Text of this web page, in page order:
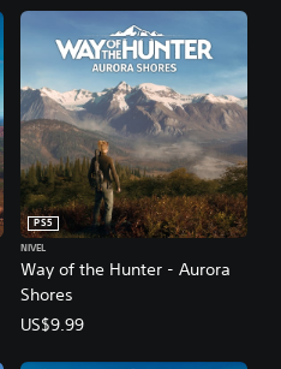
Way of the Hunter - Aurora
Shores
PS5
NIVEL
US$9.99